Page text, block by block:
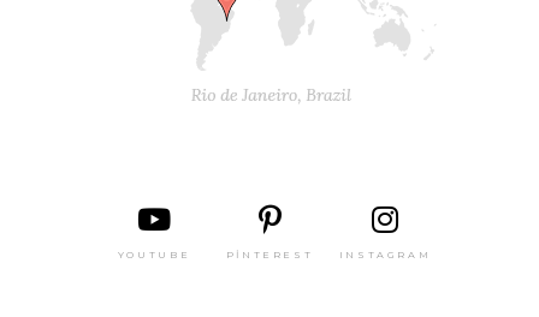
YOUTUBE PINTEREST INSTAGRAM